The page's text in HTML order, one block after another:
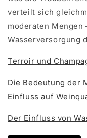
verteilt sich
moderaten Mengen
Wasserversorgung
Terroir und
Die Bedeutung der
Einfluss auf
Der Einfluss von